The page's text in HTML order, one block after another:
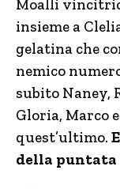
Moalli
insieme a
gelatina che
nemico
subito Naney,
Gloria, Marco
quest’ultimo.
della puntata